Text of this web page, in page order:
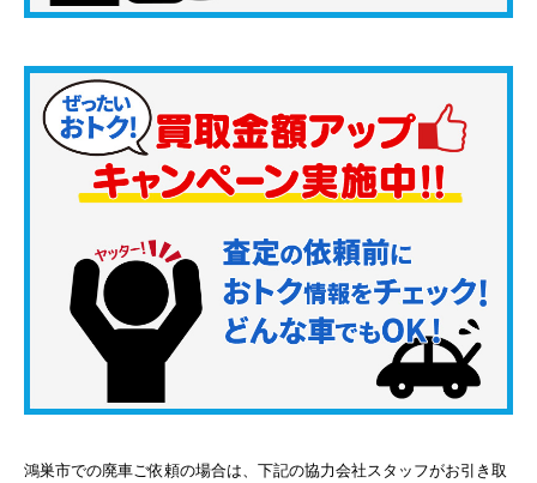
鴻巣市での廃車ご依頼の場合は、下記の協力会社スタッフがお引き取